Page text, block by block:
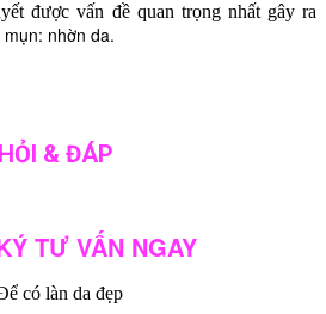
được vấn đề quan trọng nhất gây ra
nhờn da.
HỎI & ĐÁP
TƯ VẤN NGAY
có làn da đẹp